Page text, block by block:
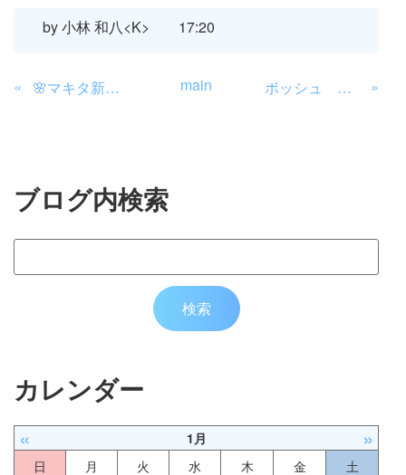
by小林 和八<K> 17:20
« 🌸マキタ新春セール 店頭にて main ボッシュ 新製品 »
ブログ内検索
カレンダー
« 1月 »
日 月 火 水 木 金
土